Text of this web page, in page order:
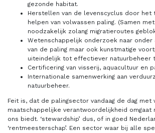
gezonde habitat.
Herstellen van de levenscyclus door het
helpen van volwassen paling. (Samen
noodzakelijk zolang migratieroutes
Wetenschappelijk onderzoek naar onder
van de paling maar ook kunstmatige
uiteindelijk tot effectiever natuurbeheer
Certificering van visserij, aquacultuur en
Internationale samenwerking aan
natuurbeheer.
Feit is, dat de palingsector vandaag de dag met
maatschappelijke verantwoordelijkheid omgaat
ons biedt. ‘stewardship’ dus, of in goed
‘rentmeesterschap’. Een sector waar bij alle